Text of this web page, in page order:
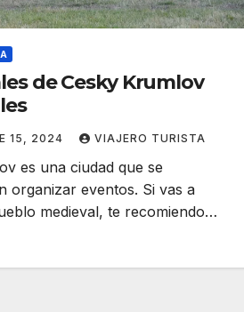
de Cesky Krumlov
15, 2024 VIAJERO TURISTA
es una ciudad que se
organizar eventos. Si vas a
medieval, te recomiendo…